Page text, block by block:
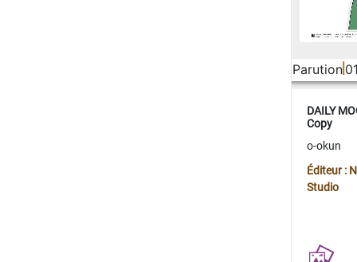
Parution
DAILY
Copy
o-okun
Éditeur :
Studio